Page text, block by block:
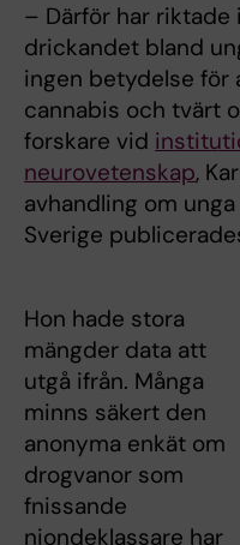
– Därför har
drickandet bland
ingen betydelse för
cannabis och tvärt
forskare vid
neurovetenskap,
avhandling om
Sverige
Hon hade stora
mängder data att
utgå ifrån. Många
minns säkert den
anonyma enkät om
drogvanor som
fnissande
niondeklassare har